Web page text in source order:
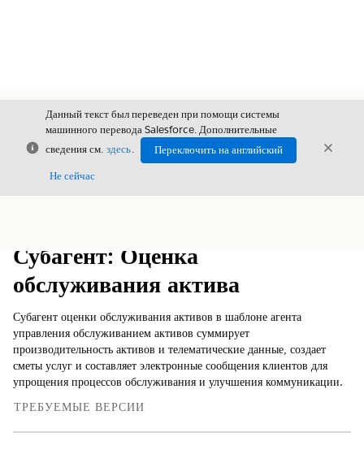
Закрыть
Данный текст был переведен при помощи системы
машинного перевода Salesforce. Дополнительные
сведения см. здесь.
Переключить на английский
Не сейчас
Субагент: Оценка
обслуживания актива
Субагент оценки обслуживания активов в шаблоне агента
управления обслуживанием активов суммирует
производительность активов и телематические данные, создает
сметы услуг и составляет электронные сообщения клиентов для
упрощения процессов обслуживания и улучшения коммуникации.
ТРЕБУЕМЫЕ ВЕРСИИ